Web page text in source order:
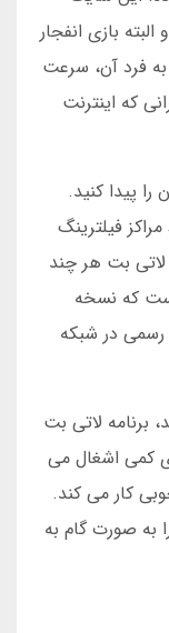
بازی انفجار
فرد آن، سرعت
که اینترنت
پیدا کنید.
فیلترینگ
لاتی بت هر چند
که نسخه
رسمی در شبکه
برنامه لاتی بت
کمی اشغال می
کار می کند.
به صورت گام به